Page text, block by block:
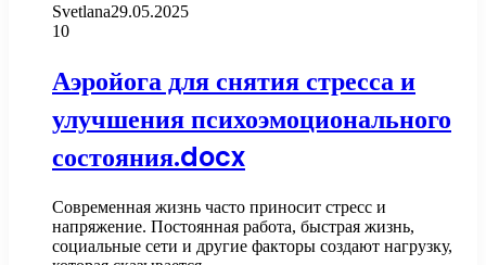
Svetlana29.05.2025
10
Аэройога для снятия стресса и
улучшения психоэмоционального
состояния.docx
Современная жизнь часто приносит стресс и
напряжение. Постоянная работа, быстрая жизнь,
социальные сети и другие факторы создают нагрузку,